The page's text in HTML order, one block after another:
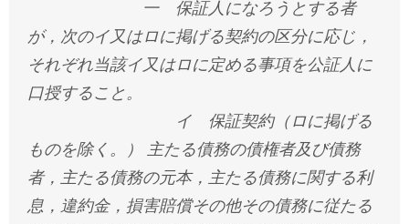
一 保証人になろうとする者
が，次のイ又はロに掲げる契約の区分に応じ，
それぞれ当該イ又はロに定める事項を公証人に
口授すること。
イ 保証契約（ロに掲げる
ものを除く。） 主たる債務の債権者及び債務
者，主たる債務の元本，主たる債務に関する利
息，違約金，損害賠償その他その債務に従たる